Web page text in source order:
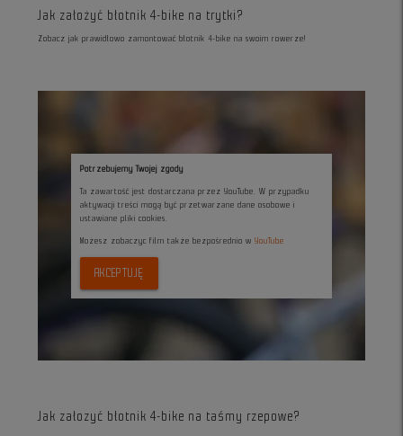
Potrzebujemy Twojej zgody
Ta zawartość jest dostarczana przez YouTube. W przypadku
aktywacji treści mogą być przetwarzane dane osobowe i
ustawiane pliki cookies.
Możesz zobaczyc film także bezpośrednio w YouTube
AKCEPTUJĘ
Jak założyć błotnik 4-bike na trytki?
Zobacz jak prawidłowo zamontować błotnik 4-bike na swoim rowerze!
Jak załozyć błotnik 4-bike na taśmy rzepowe?